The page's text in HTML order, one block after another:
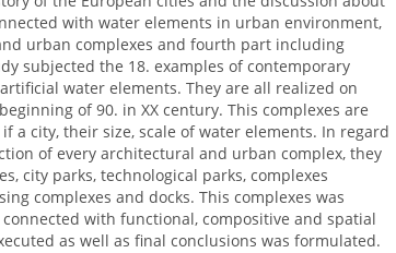
with water elements in urban environment,
urban complexes and fourth part including
subjected the 18. examples of contemporary
water elements. They are all realized on
of 90. in XX century. This complexes are
a city, their size, scale of water elements. In regard
of every architectural and urban complex, they
city parks, technological parks, complexes
complexes and docks. This complexes was
with functional, compositive and spatial
as well as final conclusions was formulated.